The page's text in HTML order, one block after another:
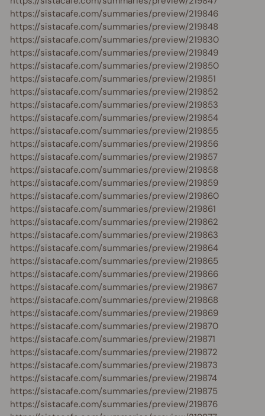
https://sistacafe.com/summaries/preview/219846
https://sistacafe.com/summaries/preview/219848
https://sistacafe.com/summaries/preview/219830
https://sistacafe.com/summaries/preview/219849
https://sistacafe.com/summaries/preview/219850
https://sistacafe.com/summaries/preview/219851
https://sistacafe.com/summaries/preview/219852
https://sistacafe.com/summaries/preview/219853
https://sistacafe.com/summaries/preview/219854
https://sistacafe.com/summaries/preview/219855
https://sistacafe.com/summaries/preview/219856
https://sistacafe.com/summaries/preview/219857
https://sistacafe.com/summaries/preview/219858
https://sistacafe.com/summaries/preview/219859
https://sistacafe.com/summaries/preview/219860
https://sistacafe.com/summaries/preview/219861
https://sistacafe.com/summaries/preview/219862
https://sistacafe.com/summaries/preview/219863
https://sistacafe.com/summaries/preview/219864
https://sistacafe.com/summaries/preview/219865
https://sistacafe.com/summaries/preview/219866
https://sistacafe.com/summaries/preview/219867
https://sistacafe.com/summaries/preview/219868
https://sistacafe.com/summaries/preview/219869
https://sistacafe.com/summaries/preview/219870
https://sistacafe.com/summaries/preview/219871
https://sistacafe.com/summaries/preview/219872
https://sistacafe.com/summaries/preview/219873
https://sistacafe.com/summaries/preview/219874
https://sistacafe.com/summaries/preview/219875
https://sistacafe.com/summaries/preview/219876